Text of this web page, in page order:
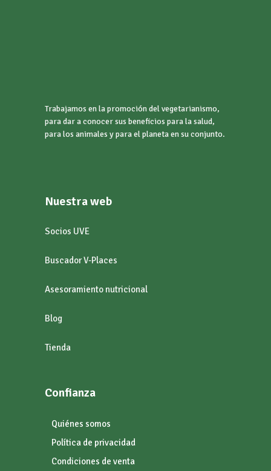
Trabajamos en la promoción del vegetarianismo,
para dar a conocer sus beneficios para la salud,
para los animales y para el planeta en su conjunto.
Nuestra web
Socios UVE
Buscador V-Places
Asesoramiento nutricional
Blog
Tienda
Confianza
Quiénes somos
Política de privacidad
Condiciones de venta